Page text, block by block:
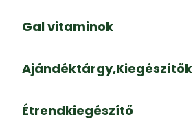
Gal vitaminok
Ajándéktárgy,Kiegészítők
Étrendkiegészítő